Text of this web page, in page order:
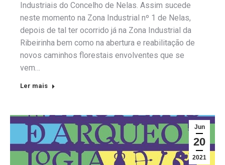
Industriais do Concelho de Nelas. Assim sucede
neste momento na Zona Industrial nº 1 de Nelas,
depois de tal ter ocorrido já na Zona Industrial da
Ribeirinha bem como na abertura e reabilitação de
novos caminhos florestais envolventes que se
vem…
Ler mais
Jun
20
2021